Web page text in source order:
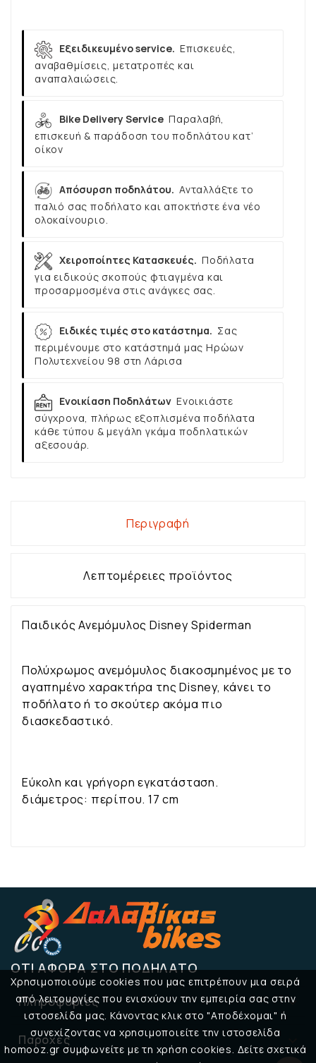
Χρησιμοποιούμε cookies που μας επιτρέπουν μια σειρά
από λειτουργίες που ενισχύουν την εμπειρία σας στην
ιστοσελίδα μας. Κάνοντας κλικ στο "Αποδέχομαι" ή
συνεχίζοντας να χρησιμοποιείτε την ιστοσελίδα
homooz.gr συμφωνείτε με τη χρήση cookies. Δείτε σχετικά
Εξειδικευμένο service. Επισκευές,
αναβαθμίσεις, μετατροπές και
αναπαλαιώσεις.
Bike Delivery Service Παραλαβή,
επισκευή & παράδοση του ποδηλάτου κατ’
οίκον
Απόσυρση ποδηλάτου. Ανταλλάξτε το
παλιό σας ποδήλατο και αποκτήστε ένα νέο
ολοκαίνουριο.
Χειροποίητες Κατασκευές. Ποδήλατα
για ειδικούς σκοπούς φτιαγμένα και
προσαρμοσμένα στις ανάγκες σας.
Ειδικές τιμές στο κατάστημα. Σας
περιμένουμε στο κατάστημά μας Ηρώων
Πολυτεχνείου 98 στη Λάρισα
Ενοικίαση Ποδηλάτων Ενοικιάστε
σύγχρονα, πλήρως εξοπλισμένα ποδήλατα
κάθε τύπου & μεγάλη γκάμα ποδηλατικών
αξεσουάρ.
Περιγραφή
Λεπτομέρειες προϊόντος
Παιδικός Ανεμόμυλος Disney Spiderman
Πολύχρωμος ανεμόμυλος διακοσμημένος με το
αγαπημένο χαρακτήρα της Disney, κάνει το
ποδήλατο ή το σκούτερ ακόμα πιο
διασκεδαστικό.
Εύκολη και γρήγορη εγκατάσταση.
διάμετρος: περίπου. 17 cm
ΌΤΙ ΑΦΟΡΆ ΣΤΟ ΠΟΔΉΛΑΤΟ
Πληροφορίες 
Παροχές